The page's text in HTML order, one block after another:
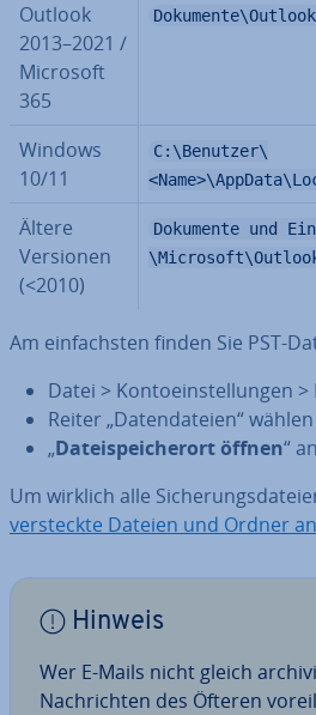
Outlook
2013–2021 /
Microsoft
365
Windows
10/11
C:\Benutzer\
Ältere
Versionen
(<2010)
Dokumente und
Am ein­fachs­ten finden Sie PST-
Datei > Kon­to­ein­stel­lun­gen
Reiter „Da­ten­da­tei­en“ wählen
„Da­tei­spei­cher­ort öffnen“
Um wirklich alle
ver­steck­te Dateien und Ordner
Hinweis
Wer E-Mails nicht gleich
Nach­rich­ten des Öfteren